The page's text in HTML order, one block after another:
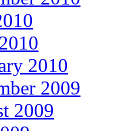
2010
2009
2009